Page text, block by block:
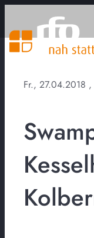
Fr., 27.04.2018 ,